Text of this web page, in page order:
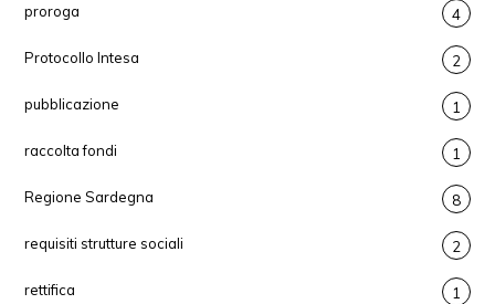
proroga 4
Protocollo Intesa 2
pubblicazione 1
raccolta fondi 1
Regione Sardegna 8
requisiti strutture sociali 2
rettifica 1